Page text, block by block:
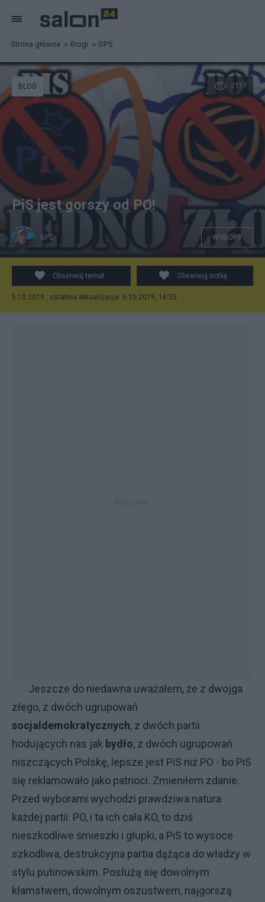
Strona główna Blogi GPS
2117
BLOG
PiS jest gorszy od PO!
GPS WYBORY
Obserwuj temat Obserwuj notkę
5.10.2019 , ostatnia aktualizacja: 6.10.2019, 16:35
Jeszcze do niedawna uważałem, że z dwojga
złego, z dwóch ugrupowań
socjaldemokratycznych, z dwóch partii
hodujących nas jak bydło, z dwóch ugrupowań
niszczących Polskę, lepsze jest PiS niż PO - bo PiS
się reklamowało jako patrioci. Zmieniłem zdanie.
Przed wyborami wychodzi prawdziwa natura
każdej partii. PO, i ta ich cała KO, to dziś
nieszkodliwe śmieszki i głupki, a PiS to wysoce
szkodliwa, destrukcyjna partia dążąca do władzy w
stylu putinowskim. Posłużą się dowolnym
kłamstwem, dowolnym oszustwem, najgorszą